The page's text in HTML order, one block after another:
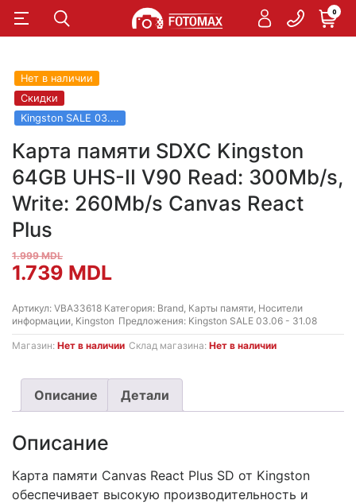
0
Нет в наличии
Скидки
Kingston SALE 03.06 - 31.08
Карта памяти SDXC Kingston
64GB UHS-II V90 Read: 300Mb/s,
Write: 260Mb/s Canvas React
Plus
1.999MDL
Первоначальная
цена
составляла
1.739 MDLТекущая
цена:
1.739 MDL.
Артикул: VBA33618 Категория: Brand, Карты памяти, Носители
информации, Kingston Предложения: Kingston SALE 03.06 - 31.08
Магазин: Нет в наличии Склад магазина: Нет в наличии
Описание Детали
Описание
Карта памяти Canvas React Plus SD от Kingston
обеспечивает высокую производительность и